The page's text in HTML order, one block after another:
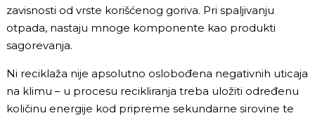
zavisnosti od vrste korišćenog goriva. Pri spaljivanju
otpada, nastaju mnoge komponente kao produkti
sagorevanja.
Ni reciklaža nije apsolutno oslobođena negativnih uticaja
na klimu – u procesu recikliranja treba uložiti određenu
količinu energije kod pripreme sekundarne sirovine te